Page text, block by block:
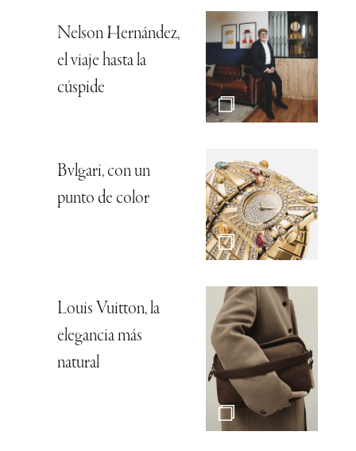
Nelson Hernández,
el viaje hasta la
cúspide
Bvlgari, con un
punto de color
Louis Vuitton, la
elegancia más
natural